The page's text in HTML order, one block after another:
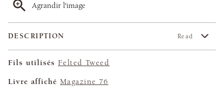
Agrandir l'image
DESCRIPTION Read
Fils utilisés Felted Tweed
Livre affiché Magazine 76